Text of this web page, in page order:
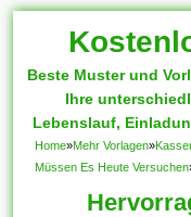
Beste Muster und
Ihre
Lebenslauf,
Home»Mehr Vorlagen»
Müssen Es Heute Versuchen